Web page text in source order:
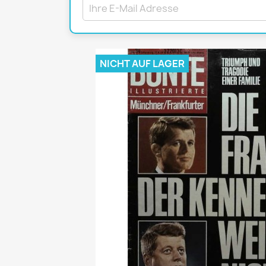
POP Rocky
Yam!
BOULEVARD
NICHT AUF LAGER